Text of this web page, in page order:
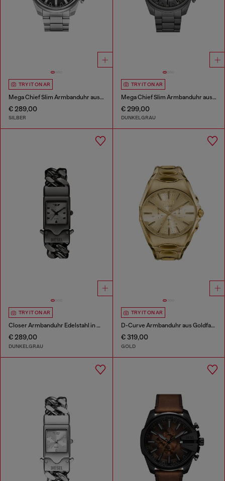
TRY IT ON AR
Mega Chief Slim Armbanduhr aus Edelstahl
€ 289,00
SILBER
TRY IT ON AR
Mega Chief Slim Armbanduhr aus Edelstahl
€ 299,00
DUNKELGRAU
TRY IT ON AR
Closer Armbanduhr Edelstahl in Gunmetal-Optik
€ 289,00
DUNKELGRAU
TRY IT ON AR
D-Curve Armbanduhr aus Goldfarbene Edelstahl
€ 319,00
GOLD